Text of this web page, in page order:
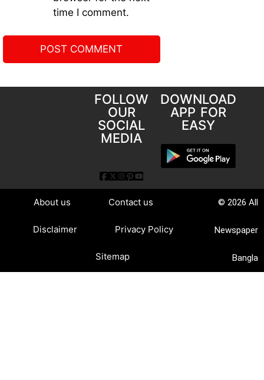
time I comment.
FOLLOW
OUR
SOCIAL
MEDIA
DOWNLOAD
APP FOR
EASY
About us Contact us
Disclaimer Privacy Policy
Sitemap
© 2026 All
Newspaper
Bangla